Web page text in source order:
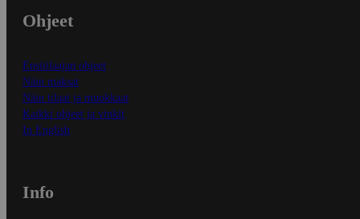
Ohjeet
Ensitilaajan ohjeet
Näin maksat
Näin tilaat ja muokkaat
Kaikki ohjeet ja vinkit
In English
Info